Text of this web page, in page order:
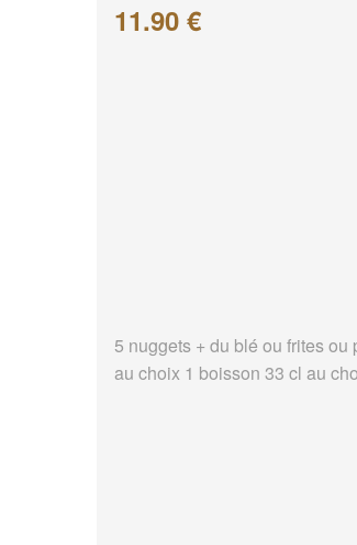
11.90 €
5 nuggets + du blé ou frites ou
au choix 1 boisson 33 cl au